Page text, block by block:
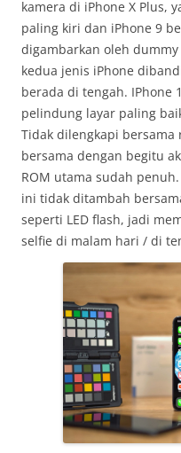
kamera di iPhone X Plus,
paling kiri dan iPhone 9
digambarkan oleh
kedua jenis iPhone
berada di tengah. IPhone
pelindung layar paling
Tidak dilengkapi bersama
bersama dengan begitu
ROM utama sudah
ini tidak ditambah
seperti LED flash, jadi
selfie di malam hari / di